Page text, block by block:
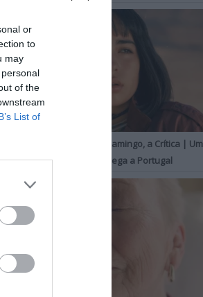
or
to
may
of the
List of
O Misterioso Olhar do Flamingo, a Crítica | Um
Campeão de Cannes chega a Portugal